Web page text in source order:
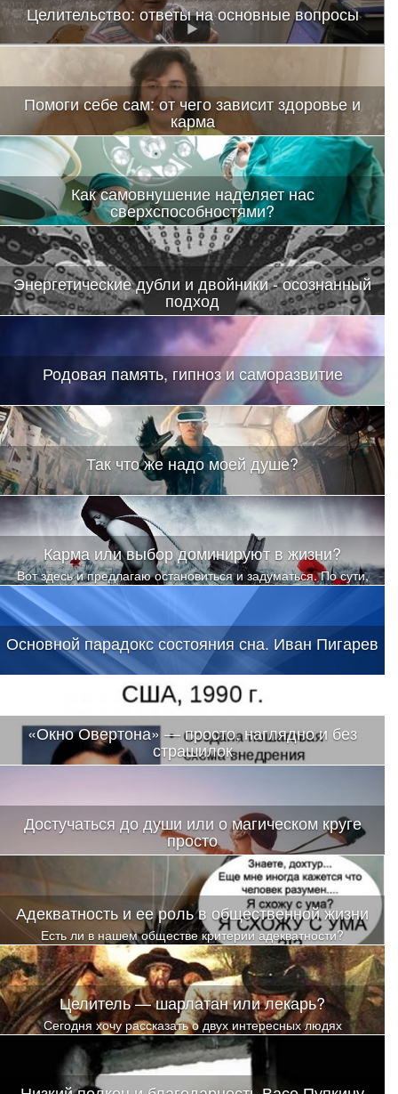
Целительство: ответы на основные вопросы
Помоги себе сам: от чего зависит здоровье и
карма
Как самовнушение наделяет нас
сверхспособностями?
Энергетические дубли и двойники - осознанный
подход
Родовая память, гипноз и саморазвитие
Так что же надо моей душе?
Карма или выбор доминируют в жизни?
Вот здесь и предлагаю остановиться и задуматься. По сути,
один закон исключает второй. Либо-либо.
Основной парадокс состояния сна. Иван Пигарев
«Окно Овертона» — просто, наглядно и без
страшилок
Достучаться до души или о магическом круге
просто
Адекватность и ее роль в общественной жизни
Есть ли в нашем обществе критерии адекватности?
Целитель — шарлатан или лекарь?
Сегодня хочу рассказать о двух интересных людях